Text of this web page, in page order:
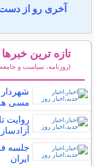
آخری رو از
تازه ترین خبرها
(روزنامه، سیاست و
مسی
روایت
آزادسازی ۲۵ میلیارد دلار
جلسه
ایران